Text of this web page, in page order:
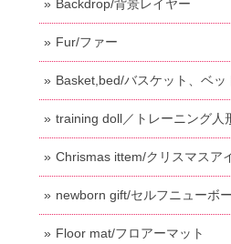
Backdrop/背景レイヤー
Fur/ファー
Basket,bed/バスケット、ベッ
training doll／トレーニング人
Chrismas ittem/クリスマスア
newborn gift/セルフニューボ
Floor mat/フロアーマット